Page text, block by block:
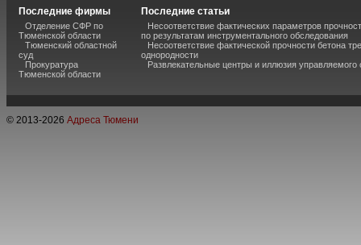
Последние фирмы
Отделение СФР по
Тюменской области
Тюменский областной
суд
Прокуратура
Тюменской области
Последние статьи
Несоответствие фактических параметров
по результатам инструментального обследования
Несоответствие фактической прочности бетона
однородности
Развлекательные центры и иллюзия управляемого
© 2013-2026 Адреса Тюмени